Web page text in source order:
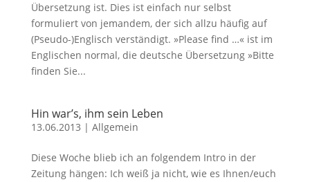
Übersetzung ist. Dies ist einfach nur selbst
formuliert von jemandem, der sich allzu häufig auf
(Pseudo-)Englisch verständigt. »Please find …« ist im
Englischen normal, die deutsche Übersetzung »Bitte
finden Sie...
Hin war’s, ihm sein Leben
13.06.2013 | Allgemein
Diese Woche blieb ich an folgendem Intro in der
Zeitung hängen: Ich weiß ja nicht, wie es Ihnen/euch